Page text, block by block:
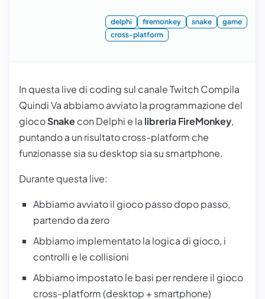
delphi firemonkey snake
game
cross-platform
In questa live di coding sul canale Twitch Compila
Quindi Va abbiamo avviato la programmazione del
giocoSnakecon Delphi e la libreria FireMonkey,
puntando a un risultato cross-platform che
funzionasse sia su desktop sia su smartphone.
Durante questa live:
Abbiamo avviato il gioco passo dopo passo,
partendo da zero
Abbiamo implementato la logica di gioco, i
controlli e le collisioni
Abbiamo impostato le basi per rendere il gioco
cross-platform (desktop + smartphone)